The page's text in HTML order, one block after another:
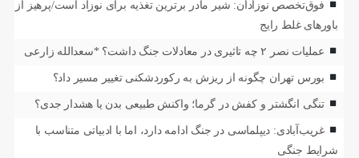
فوق‌تخصص نوزادان: شیر مادر برترین تغذیه برای نوزاد است/پرهیز از
باورهای غلط رایج
عملیات نصر ۲ چه تاثیری در معادلات جنگ داشت؟ *سعدالله زارعی
بورس تهران چگونه از ریزش به رکوردشکنی تغییر مسیر داد؟
تنگی انگشتر و کفش در گرما؛ واکنش طبیعی بدن یا هشدار جدی؟
غریب‌آبادی: دیپلماسی در جنگ ادامه دارد، اما با ادبیاتی متناسب با
شرایط جنگی